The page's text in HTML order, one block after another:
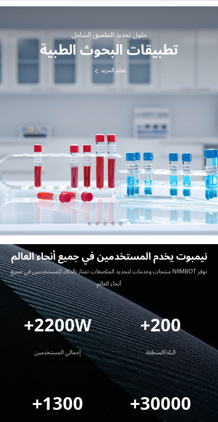
حلول تحديد الملصق الشامل
تطبيقات البحوث الطبية
تعلم المزيد
نيمبوت يخدم المستخدمين في جميع أنحاء العالم
توفر NIIMBOT منتجات وخدمات لتحديد الملصقات تمتاز بالذكاء للمستخدمين في جميع
أنحاء العالم
200+
البلد/المنطقة
2200W+
إجمالي المستخدمين
30000+
1300+